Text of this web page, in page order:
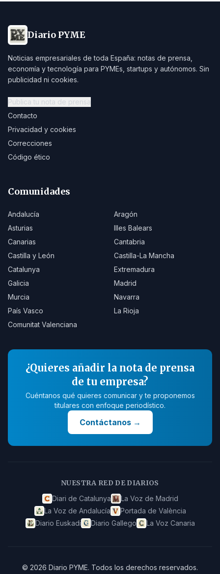
Diario PYME
Noticias empresariales de toda España: notas de prensa,
economía y tecnología para PYMEs, startups y autónomos. Sin
publicidad ni cookies.
Publica tu nota de prensa
Contacto
Privacidad y cookies
Correcciones
Código ético
Comunidades
Andalucía
Aragón
Asturias
Illes Balears
Canarias
Cantabria
Castilla y León
Castilla-La Mancha
Catalunya
Extremadura
Galicia
Madrid
Murcia
Navarra
País Vasco
La Rioja
Comunitat Valenciana
¿Quieres añadir la nota de prensa
de tu empresa?
Cuéntanos qué quieres comunicar y te proponemos
titulares con enfoque periodístico.
Contáctanos→
NUESTRA RED DE DIARIOS
Diari de Catalunya
La Voz de Madrid
La Voz de Andalucía
Portada de València
Diario Euskadi
Diario Gallego La Voz Canaria
© 2026 Diario PYME. Todos los derechos reservados.